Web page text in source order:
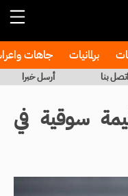
برلمانيات جاهات
اتصل بنا أرسل خبرا
سوقية في